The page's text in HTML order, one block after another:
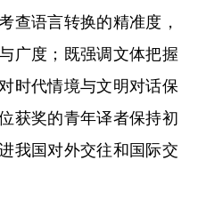
查语言转换的精准度，
广度；既强调文体把握
时代情境与文明对话保
获奖的青年译者保持初
我国对外交往和国际交